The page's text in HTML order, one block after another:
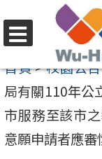
至
要
內
容
選
單
首頁>校園公告
局有關110年公
市服務至該市
意願申請者應審